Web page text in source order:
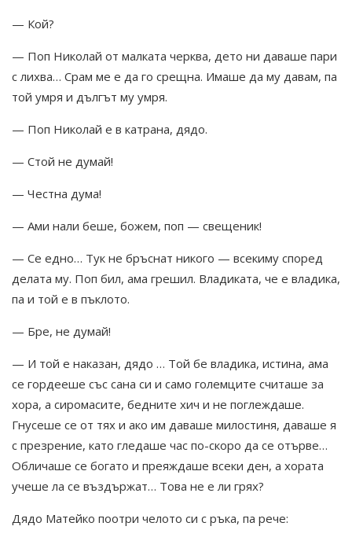
— Кой?
— Поп Николай от малката черква, дето ни даваше пари
с лихва… Срам ме е да го срещна. Имаше да му давам, па
той умря и дългът му умря.
— Поп Николай е в катрана, дядо.
— Стой не думай!
— Честна дума!
— Ами нали беше, божем, поп — свещеник!
— Се едно… Тук не бръснат никого — всекиму според
делата му. Поп бил, ама грешил. Владиката, че е владика,
па и той е в пъклото.
— Бре, не думай!
— И той е наказан, дядо … Той бе владика, истина, ама
се гордееше със сана си и само големците считаше за
хора, а сиромасите, бедните хич и не поглеждаше.
Гнусеше се от тях и ако им даваше милостиня, даваше я
с презрение, като гледаше час по-скоро да се отърве…
Обличаше се богато и преяждаше всеки ден, а хората
учеше ла се въздържат… Това не е ли грях?
Дядо Матейко поотри челото си с ръка, па рече: